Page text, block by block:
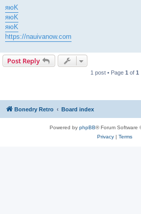
яюK
яюK
яюK
https://nauivanow.com
Post Reply
1 post • Page 1 of 1
Bonedry Retro Board index
Powered by phpBB® Forum Software
Privacy| Terms